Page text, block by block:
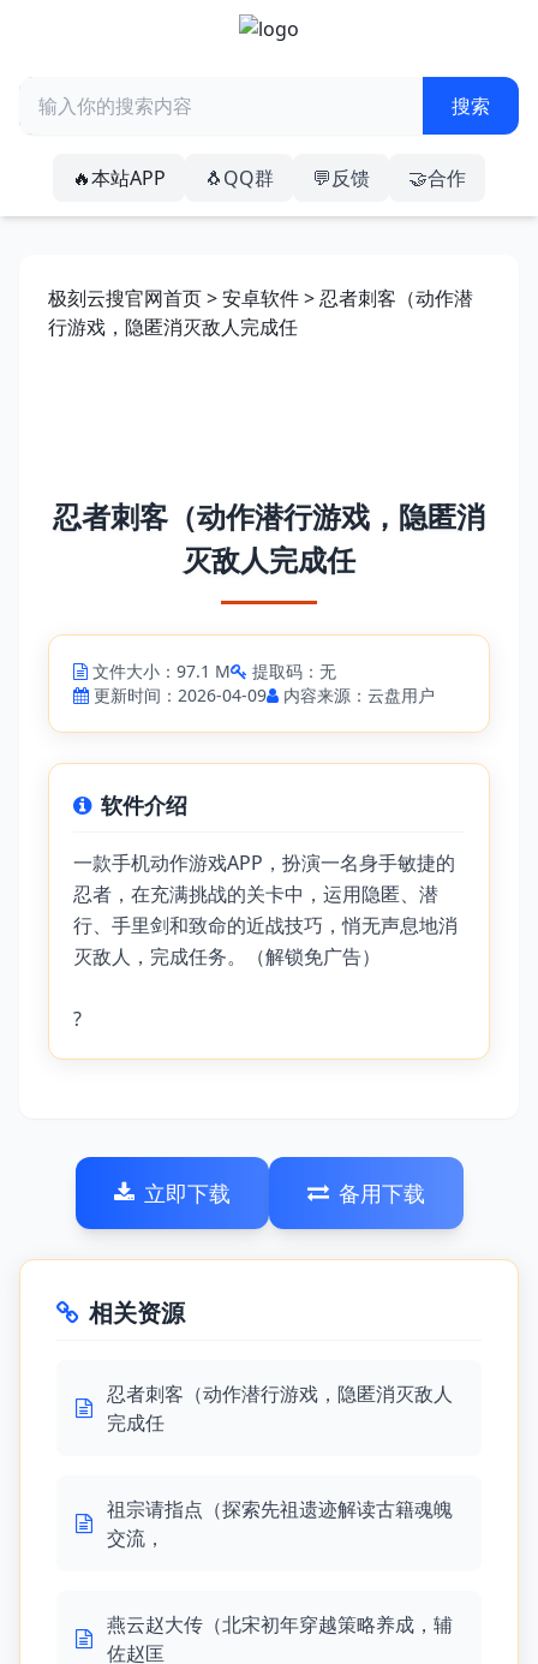
🔥本站APP 🐧QQ群 💬反馈 🤝合作
极刻云搜官网首页>安卓软件> 忍者刺客（动作潜
行游戏，隐匿消灭敌人完成任
忍者刺客（动作潜行游戏，隐匿消
灭敌人完成任
文件大小：97.1 M
提取码：无
更新时间：2026-04-09
内容来源：云盘用户
软件介绍
一款手机动作游戏APP，扮演一名身手敏捷的
忍者，在充满挑战的关卡中，运用隐匿、潜
行、手里剑和致命的近战技巧，悄无声息地消
灭敌人，完成任务。（解锁免广告）
?
立即下载 备用下载
相关资源
忍者刺客（动作潜行游戏，隐匿消灭敌人
完成任
祖宗请指点（探索先祖遗迹解读古籍魂魄
交流，
燕云赵大传（北宋初年穿越策略养成，辅
佐赵匡